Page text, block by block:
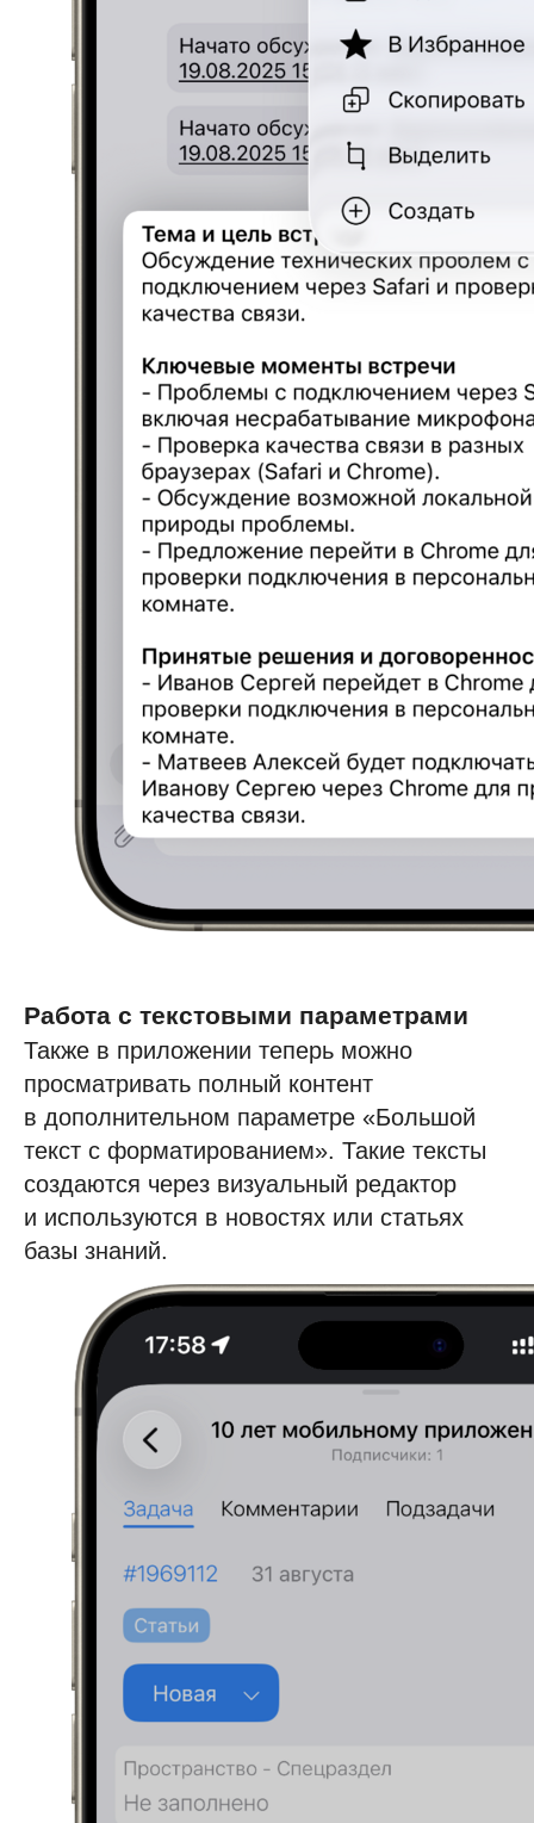
Работа с текстовыми параметрами
Также в приложении теперь можно
просматривать полный контент
в дополнительном параметре «Большой
текст с форматированием». Такие тексты
создаются через визуальный редактор
и используются в новостях или статьях
базы знаний.
Отправить
Нажимая на кнопку, я принимаю
соглашение об обработке персональных
Полезные статьи
об управлении организацией,
обновления системы
и новости о мероприятиях
С чего начать
Скачать приложение
Презентации и буклеты
Справочные материалы
Руководство пользователя
Руководство по
техобслуживанию
Мобильное приложение
Все руководства
Обновления платформы
Специалист в штат
Технические требования
Набор инструментов
Управление клиентами (CRM)
Электронная подпись